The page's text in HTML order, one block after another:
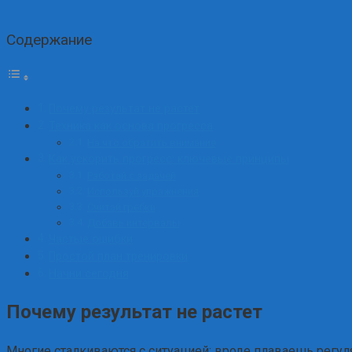
Содержание
Почему результат не растет